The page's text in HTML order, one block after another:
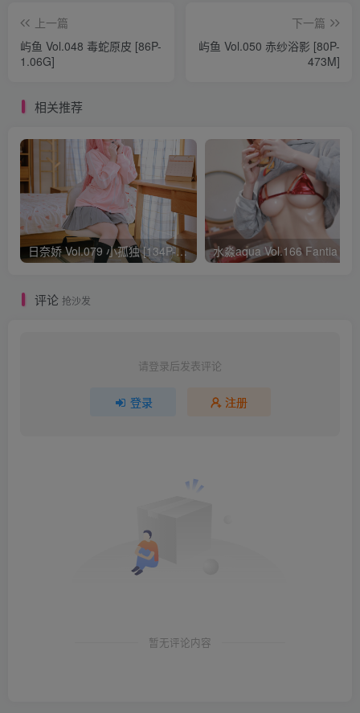
上一篇
屿鱼 Vol.048 毒蛇原皮 [86P-
1.06G]
下一篇
屿鱼 Vol.050 赤纱浴影 [80P-
473M]
相关推荐
日奈娇 Vol.079 小孤独 [134P-1.84GB]
评论 抢沙发
请登录后发表评论
登录 注册
暂无评论内容